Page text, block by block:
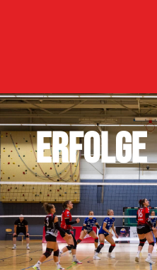
ERFOLGE